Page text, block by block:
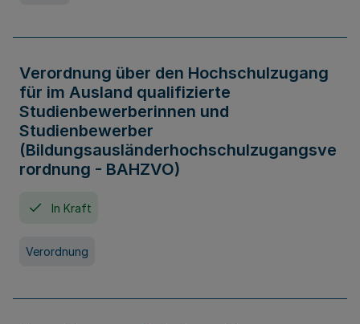
Verordnung über den Hochschulzugang
für im Ausland qualifizierte
Studienbewerberinnen und
Studienbewerber
(Bildungsausländerhochschulzugangsve
rordnung - BAHZVO)
In Kraft
Verordnung